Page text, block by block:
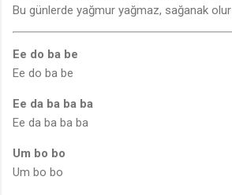
Bu günlerde yağmur yağmaz, sağanak olur
Ee do ba be
Ee do ba be
Ee da ba ba ba
Ee da ba ba ba
Um bo bo
Um bo bo